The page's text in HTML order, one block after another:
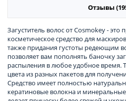
Отзывы
Загуститель волос от Cosmokey - это
косметическое средство для
также придания густоты редеющим
позволяет вам пополнять баночку
распыления в любое удобное
цвета из разных пакетов для
Средство имеет полностью
кератиновые волокна и